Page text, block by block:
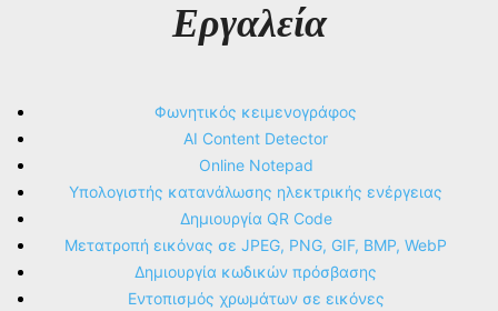
Εργαλεία
Φωνητικός κειμενογράφος
AI Content Detector
Online Notepad
Υπολογιστής κατανάλωσης ηλεκτρικής ενέργειας
Δημιουργία QR Code
Μετατροπή εικόνας σε JPEG, PNG, GIF, BMP, WebP
Δημιουργία κωδικών πρόσβασης
Εντοπισμός χρωμάτων σε εικόνες